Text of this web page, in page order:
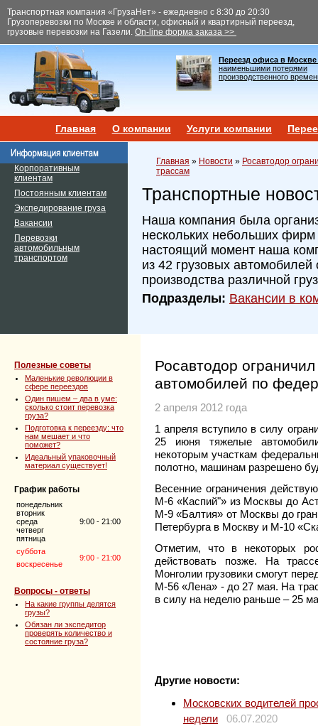
Транспортная компания «ГрузаНет» - ежедневно с 8:30 до 20:30
Грузоперевозки по Москве и области, офисный и квартирный переезд,
грузовые перевозки на Газели. On-line форма заказа >>
Переезд офиса в Москве
наименьшими потерями
производственного
Главная О компании Услуги компании
Корпоративным
клиентам
Постоянным клиентам
Экспедирование груза
Вакансии
Перевозки
автомобильным
транспортом
Главная » Новости » Росавтодор
трассам
Транспортные
Наша компания была
нескольких небольших фирм
настоящий момент наша
из 42 грузовых автомобилей
производства различной
Подразделы: Вакансии в
Полезные советы
Маленькие революции в
сфере переездов
Один пишем – два в уме:
сколько стоит перевозка
груза?
Подготовка к переезду: что
нам мешает и что
поможет?
Идеальный упаковочный
материал существует!
График работы
понедельник
вторник
среда
четверг
пятница
9:00 - 21:00
суббота
9:00 - 21:00
воскресенье
Вопросы - ответы
На какие группы делятся
грузы?
Обязан ли экспедитор
проверять количество и
состояние груза?
Росавтодор
автомобилей по
2 апреля 2012 года
1 апреля вступило в силу
25 июня тяжелые
некоторым участкам
полотно, машинам разрешено
Весенние ограничения
М-6 «Каспий"» из Москвы до
М-9 «Балтия» от Москвы до
Петербурга в Москву и М-10
Отметим, что в некоторых
действовать позже. На
Монголии грузовики смогут
М-56 «Лена» - до 27 мая. На
в силу на неделю раньше – 25
Другие новости:
Московских водителей
недели
06.07.2020